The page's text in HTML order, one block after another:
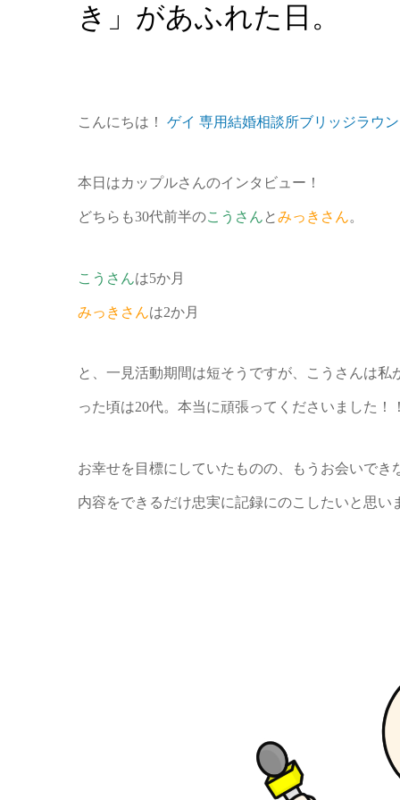
き」があふれた日。
こんにちは！ ゲイ 専用結婚相談所ブリッジラウ
本日はカップルさんのインタビュー！
どちらも30代前半のこうさん とみっきさん。
こうさんは5か月
みっきさんは2か月
と、一見活動期間は短そうですが、こうさんは
った頃は20代。本当に頑張ってくださいました！
お幸せを目標にしていたものの、もうお会いで
内容をできるだけ忠実に記録にのこしたいと思い